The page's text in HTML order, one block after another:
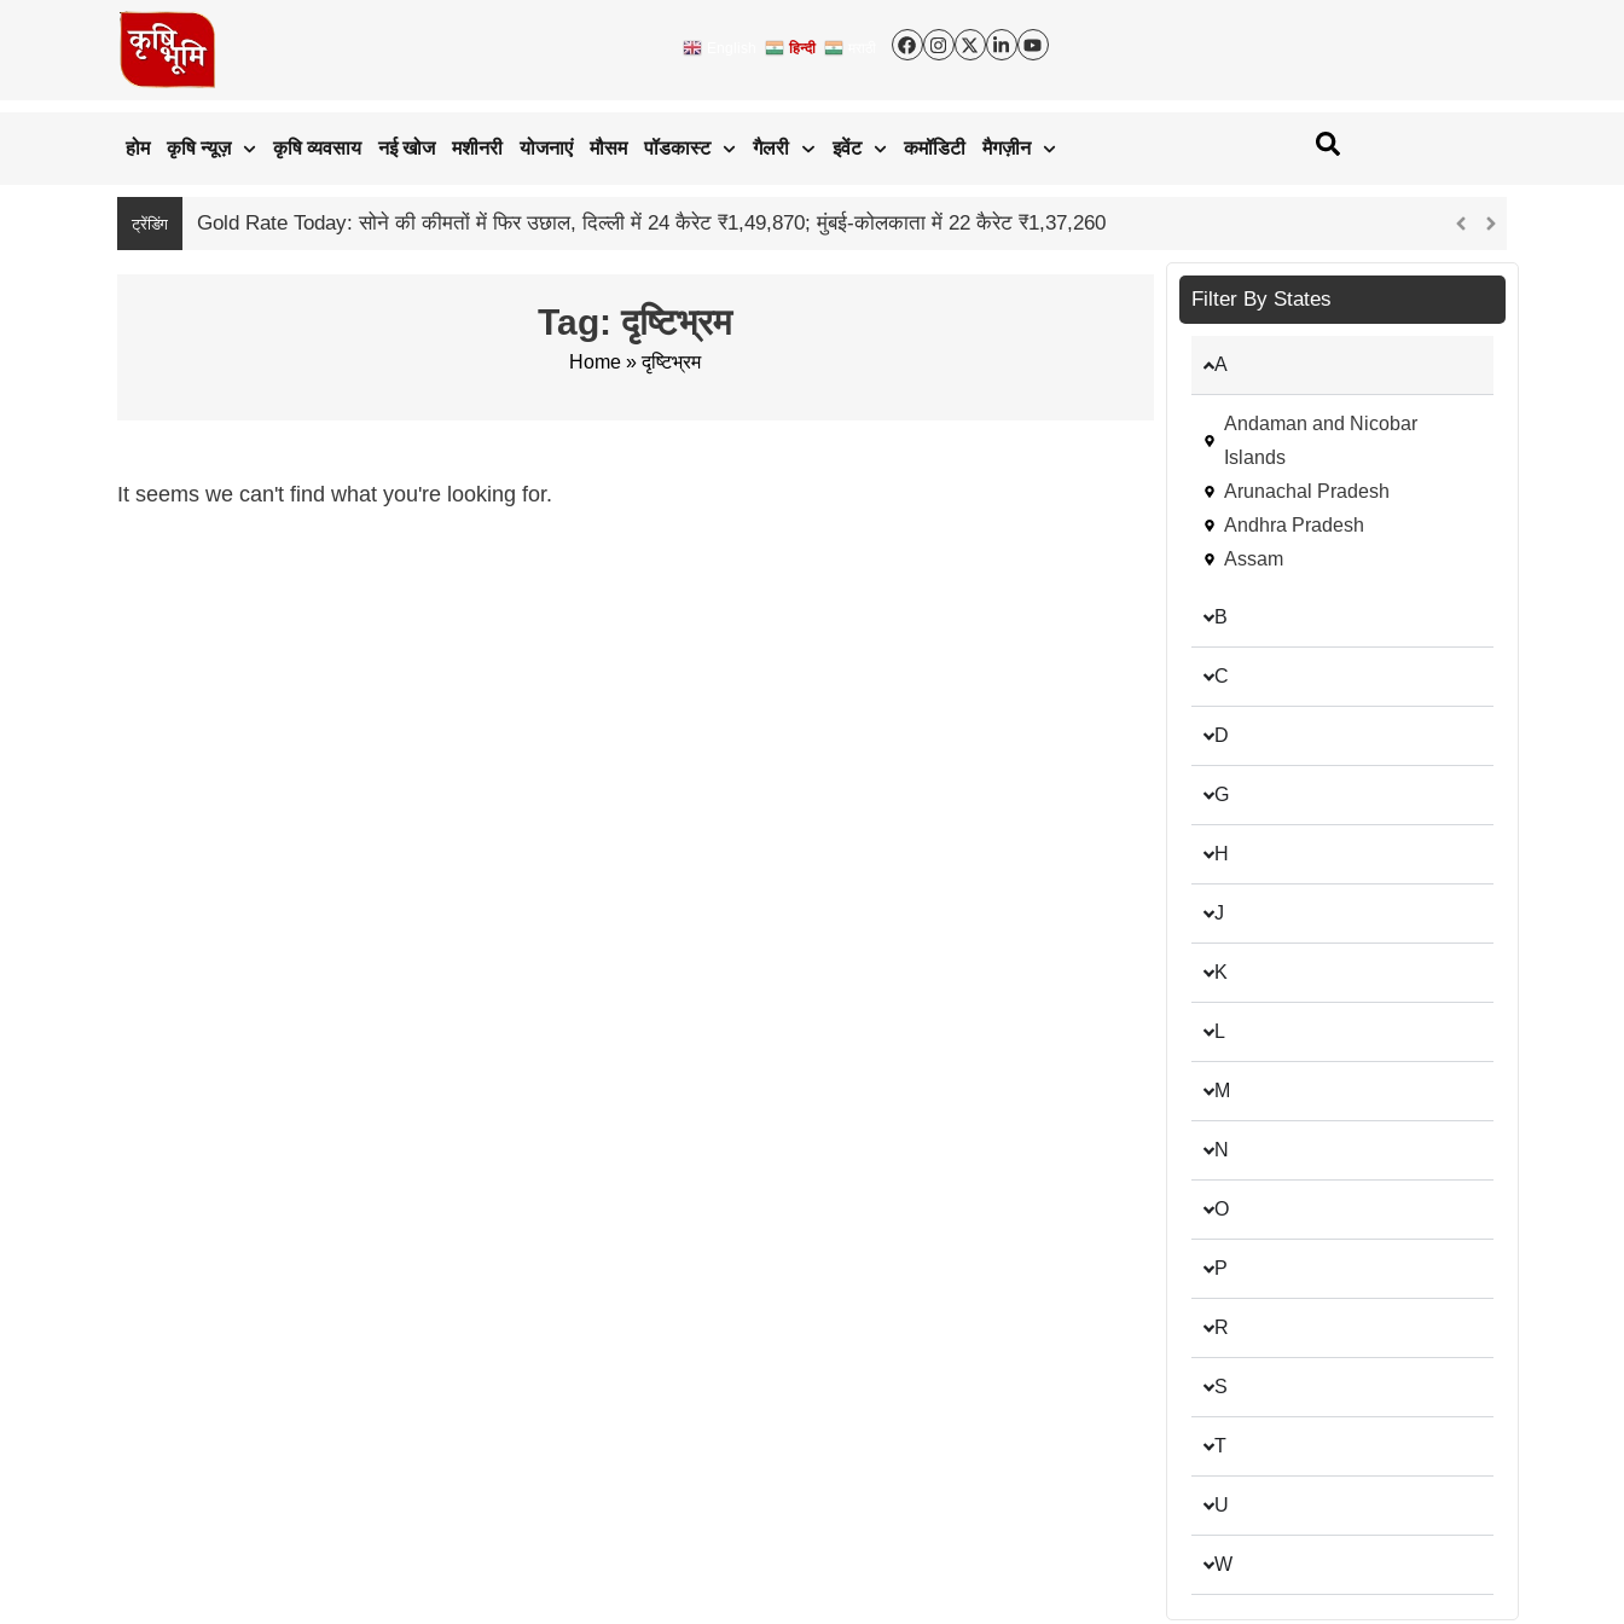
हिन्दी
होम कृषि न्यूज़ कृषि व्यवसाय नई खोज मशीनरी योजनाएं मौसम पॉडकास्ट गैलरी इवेंट कमॉडिटी मैगज़ीन
ट्रेंडिंग नौकरी नहीं,
Tag: दृष्टिभ्रम
Home »दृष्टिभ्रम
It seems we can't find what you're looking for.
Filter By States
A
Andaman and Nicobar
Islands
Arunachal Pradesh
Andhra Pradesh
Assam
B
C
D
G
H
J
K
L
M
N
O
P
R
S
T
U
W